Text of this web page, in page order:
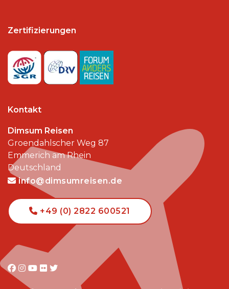
Zertifizierungen
Kontakt
Dimsum Reisen
Groendahlscher Weg 87
Emmerich am Rhein
Deutschland
info@dimsumreisen.de
+49 (0) 2822 600521